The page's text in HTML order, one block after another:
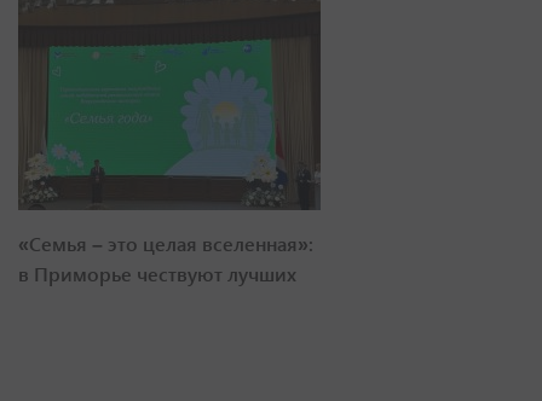
«Семья – это целая вселенная»:
в Приморье чествуют лучших